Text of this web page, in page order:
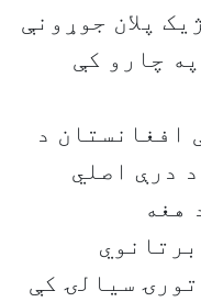
پلان جوړونې
چارو کې
افغانستان د
درې اصلي
هغه
سیالۍ کې